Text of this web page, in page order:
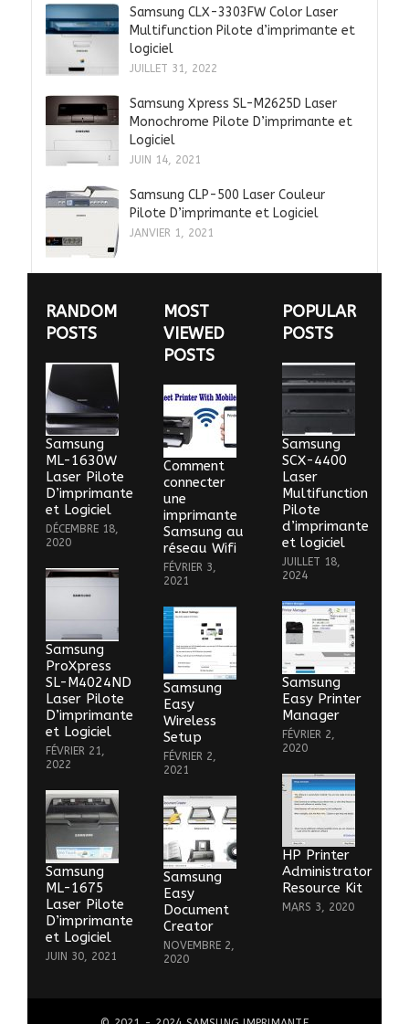
Samsung CLX-3303FW Color Laser
Multifunction Pilote d’imprimante et
logiciel
JUILLET 31, 2022
Samsung Xpress SL-M2625D Laser
Monochrome Pilote D’imprimante et
Logiciel
JUIN 14, 2021
Samsung CLP-500 Laser Couleur
Pilote D’imprimante et Logiciel
JANVIER 1, 2021
RANDOM
POSTS
Samsung
ML-1630W
Laser Pilote
D’imprimante
et Logiciel
DÉCEMBRE 18,
2020
Samsung
ProXpress
SL-M4024ND
Laser Pilote
D’imprimante
et Logiciel
FÉVRIER 21,
2022
Samsung
ML-1675
Laser Pilote
D’imprimante
et Logiciel
JUIN 30, 2021
MOST
VIEWED
POSTS
Comment
connecter
une
imprimante
Samsung au
réseau Wifi
FÉVRIER 3,
2021
Samsung
Easy
Wireless
Setup
FÉVRIER 2,
2021
Samsung
Easy
Document
Creator
NOVEMBRE 2,
2020
POPULAR
POSTS
Samsung
SCX-4400
Laser
Multifunction
Pilote
d’imprimante
et logiciel
JUILLET 18,
2024
Samsung
Easy Printer
Manager
FÉVRIER 2,
2020
HP Printer
Administrator
Resource Kit
MARS 3, 2020